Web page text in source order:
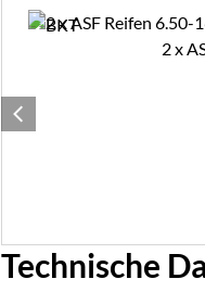
2 x
Technische